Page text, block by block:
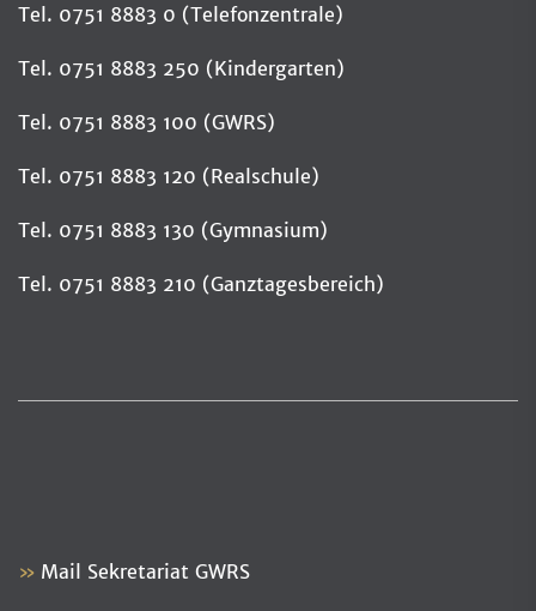
Tel. 0751 8883 0 (Telefonzentrale)
Tel. 0751 8883 250 (Kindergarten)
Tel. 0751 8883 100 (GWRS)
Tel. 0751 8883 120 (Realschule)
Tel. 0751 8883 130 (Gymnasium)
Tel. 0751 8883 210 (Ganztagesbereich)
Mail Sekretariat GWRS